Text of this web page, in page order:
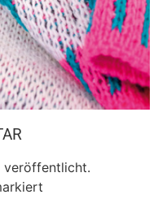
veröffentlicht.